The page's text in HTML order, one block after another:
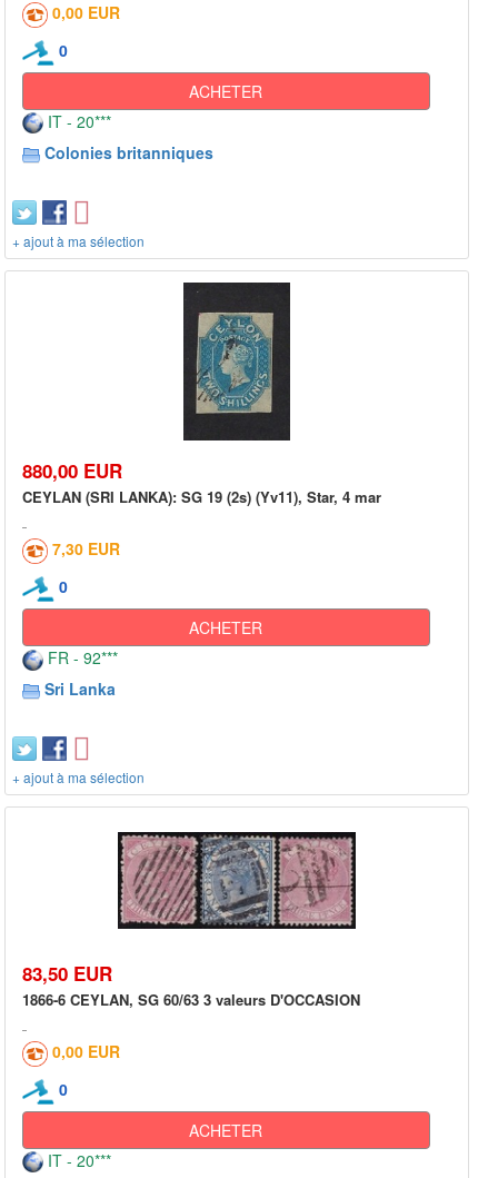
0,00 EUR
0
ACHETER
IT - 20***
Colonies britanniques
+ ajout à ma sélection
880,00 EUR
CEYLAN (SRI LANKA): SG 19 (2s) (Yv11), Star, 4 mar
7,30 EUR
0
ACHETER
FR - 92***
Sri Lanka
+ ajout à ma sélection
83,50 EUR
1866-6 CEYLAN, SG 60/63 3 valeurs D'OCCASION
0,00 EUR
0
ACHETER
IT - 20***